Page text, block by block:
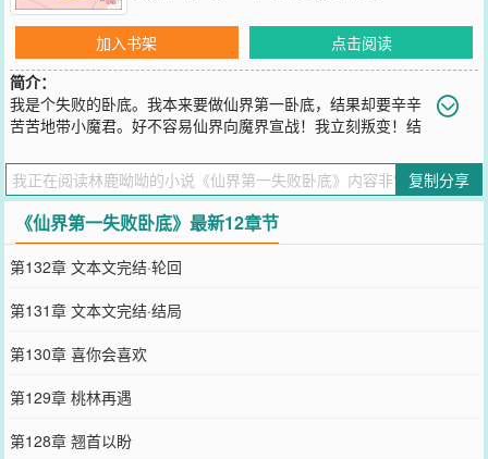
加入书架
点击阅读
简介：
我是个失败的卧底。我本来要做仙界第一卧底，结果却要辛辛
苦苦地带小魔君。好不容易仙界向魔界宣战！我立刻叛变！结
身边日日夜夜的看。我好怕。日不能睡，夜不能寐，腰好疼，背好
疼，内分泌失调，脸上疯狂爆痘我思来想去这坎坷半生，泪流满面：
当初为什么想不开去卧底呢？.威震仙魔的魔君大人日常：想媳妇，每
天每时每刻睁眼闭眼都想看到她。
您要是觉得《 仙界第一失败卧底
微博微信里的朋友推荐哦！
复制分享
《仙界第一失败卧底》最新12章节
第132章 文本文完结·轮回
第131章 文本文完结·结局
第130章 喜你会喜欢
第129章 桃林再遇
第128章 翘首以盼